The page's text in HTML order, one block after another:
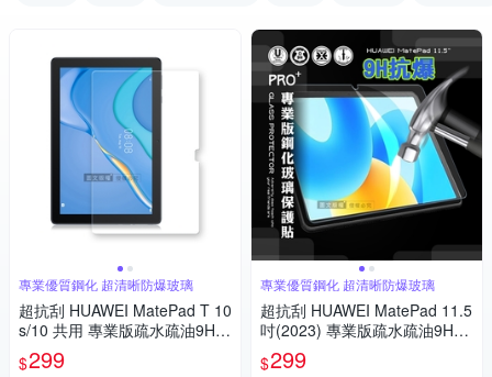
專業優質鋼化 超清晰防爆玻璃
超抗刮 HUAWEI MatePad T 10
s/10 共用 專業版疏水疏油9H鋼
化玻璃膜 平板玻璃貼
$299
專業優質鋼化 超清晰防爆玻璃
超抗刮 HUAWEI MatePad 11.5
吋(2023) 專業版疏水疏油9H鋼
化玻璃膜 平板玻璃貼
$299